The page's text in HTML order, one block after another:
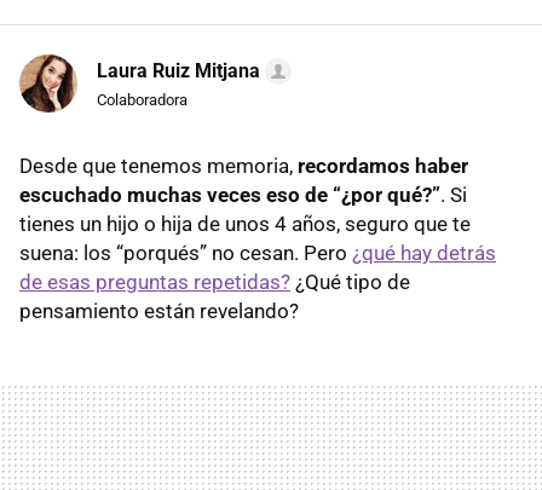
Laura Ruiz Mitjana
Colaboradora
Desde que tenemos memoria, recordamos haber
escuchado muchas veces eso de “¿por qué?”. Si
tienes un hijo o hija de unos 4 años, seguro que te
suena: los “porqués” no cesan. Pero ¿qué hay detrás
de esas preguntas repetidas? ¿Qué tipo de
pensamiento están revelando?